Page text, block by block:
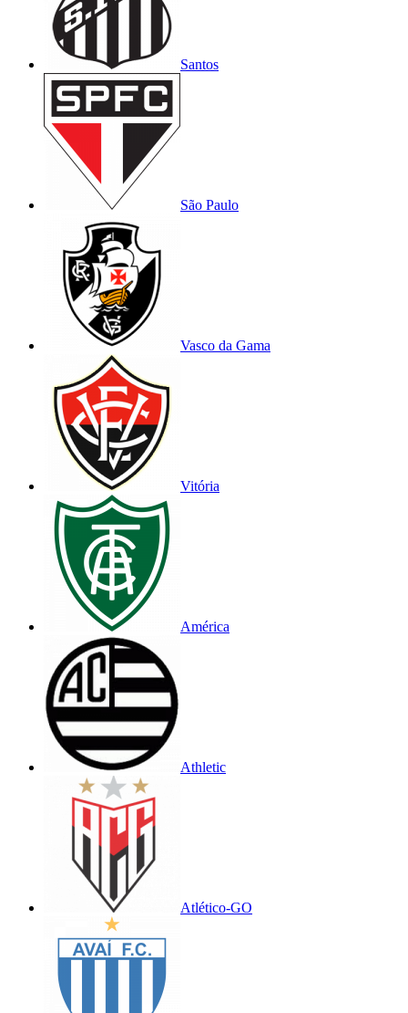
Santos
São Paulo
Vasco da Gama
Vitória
América
Athletic
Atlético-GO